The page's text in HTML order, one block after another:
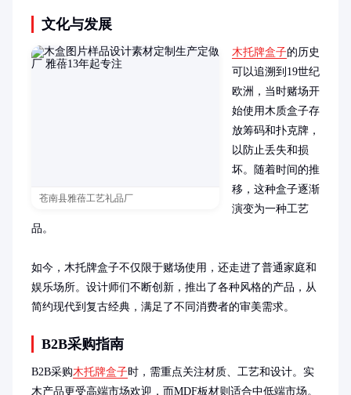
文化与发展
苍南县雅蓓工艺礼品厂
木托牌盒子的历史
可以追溯到19世纪
欧洲，当时赌场开
始使用木质盒子存
放筹码和扑克牌，
以防止丢失和损
坏。随着时间的推
移，这种盒子逐渐
演变为一种工艺
品。
如今，木托牌盒子不仅限于赌场使用，还走进了普通家庭和
娱乐场所。设计师们不断创新，推出了各种风格的产品，从
简约现代到复古经典，满足了不同消费者的审美需求。
B2B采购指南
B2B采购木托牌盒子时，需重点关注材质、工艺和设计。实
木产品更受高端市场欢迎，而MDF板材则适合中低端市场。